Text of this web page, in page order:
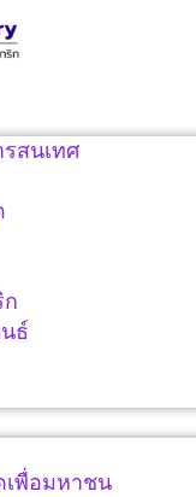
สนเทศ
ก
ธ์
เพื่อมหาชน